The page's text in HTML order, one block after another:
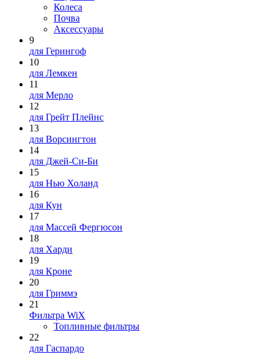
Колеса
Почва
Аксессуары
9
для Герингоф
10
для Лемкен
11
для Мерло
12
для Грейт Плейнс
13
для Ворсингтон
14
для Джей-Си-Би
15
для Нью Холанд
16
для Кун
17
для Массей Фергюсон
18
для Харди
19
для Кроне
20
для Гриммэ
21
Фильтра WiX
Топливные фильтры
22
для Гаспардо